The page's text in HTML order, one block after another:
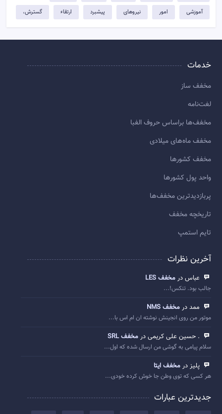
آموزشی امور نیروهای پیشبرد ارتقاء گسترش،
خدمات
مخفف ساز
لغت‌نامه
مخفف‌ها براساس حروف الفبا
مخفف ماه‌های میلادی
مخفف کشورها
واحد پول کشورها
پربازديدترين مخفف‌ها
تاريخچه مخفف
تایم استمپ
آخرین نظرات
عباس در مخفف LES
جالب بود. تنکس!...
ممد در مخفف NMS
موتور من روی انجینش نوشته ان ام اس با...
. حسین علی کریمی در مخفف SRL
سلام پیامی به گوشی من ارسال شده که اول...
پلیز در مخفف ایتا
هر کسی که توی وطن جا خوش کرده خودی...
جدیدترین عبارات